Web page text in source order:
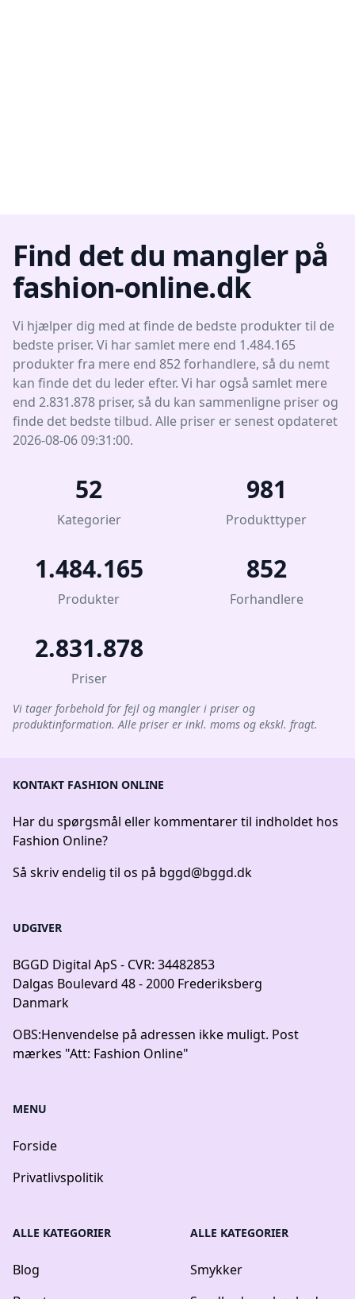
Find det du mangler på
fashion-online.dk
Vi hjælper dig med at finde de bedste produkter til de
bedste priser. Vi har samlet mere end 1.484.165
produkter fra mere end 852 forhandlere, så du nemt
kan finde det du leder efter. Vi har også samlet mere
end 2.831.878 priser, så du kan sammenligne priser og
finde det bedste tilbud. Alle priser er senest opdateret
2026-08-06 09:31:00.
52
Kategorier
981
Produkttyper
1.484.165
Produkter
852
Forhandlere
2.831.878
Priser
Vi tager forbehold for fejl og mangler i priser og
produktinformation. Alle priser er inkl. moms og ekskl. fragt.
KONTAKT FASHION ONLINE
Har du spørgsmål eller kommentarer til indholdet hos
Fashion Online?
Så skriv endelig til os på bggd@bggd.dk
UDGIVER
BGGD Digital ApS - CVR: 34482853
Dalgas Boulevard 48 - 2000 Frederiksberg
Danmark
OBS:Henvendelse på adressen ikke muligt. Post
mærkes "Att: Fashion Online"
MENU
Forside
Privatlivspolitik
ALLE KATEGORIER
Blog
ALLE KATEGORIER
Smykker